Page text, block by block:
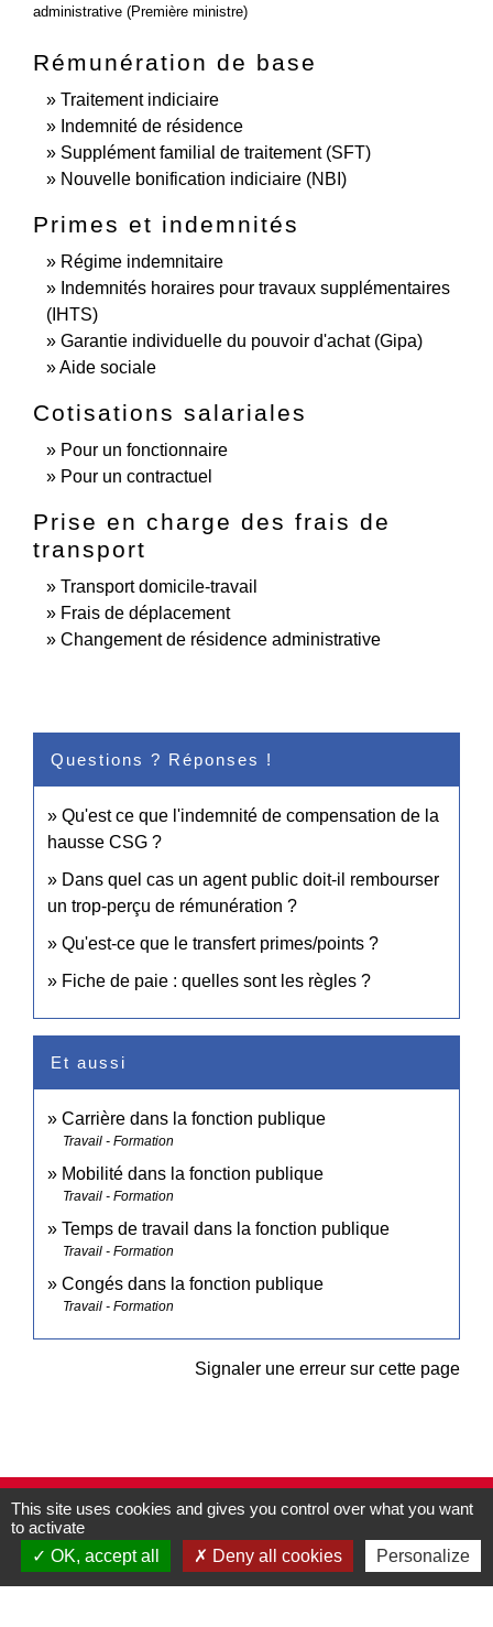
administrative (Première ministre)
Rémunération de base
Traitement indiciaire
Indemnité de résidence
Supplément familial de traitement (SFT)
Nouvelle bonification indiciaire (NBI)
Primes et indemnités
Régime indemnitaire
Indemnités horaires pour travaux supplémentaires
(IHTS)
Garantie individuelle du pouvoir d'achat (Gipa)
Aide sociale
Cotisations salariales
Pour un fonctionnaire
Pour un contractuel
Prise en charge des frais de
transport
Transport domicile-travail
Frais de déplacement
Changement de résidence administrative
Questions ? Réponses !
Qu'est ce que l'indemnité de compensation de la
hausse CSG ?
Dans quel cas un agent public doit-il rembourser
un trop-perçu de rémunération ?
Qu'est-ce que le transfert primes/points ?
Fiche de paie : quelles sont les règles ?
Et aussi
Carrière dans la fonction publique
Travail - Formation
Mobilité dans la fonction publique
Travail - Formation
Temps de travail dans la fonction publique
Travail - Formation
Congés dans la fonction publique
Travail - Formation
Signaler une erreur sur cette page
Contacts
Commune de Pullay
2 rue des Rossignols
27130 Pullay - FRANCE
This site uses cookies and gives you control over what you want
to activate
OK, accept all
Deny all cookies Personalize